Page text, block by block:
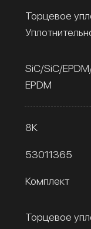
Торцевое
SiC/SiC/
EPDM
8К
53011365
Комплект
Торцевое